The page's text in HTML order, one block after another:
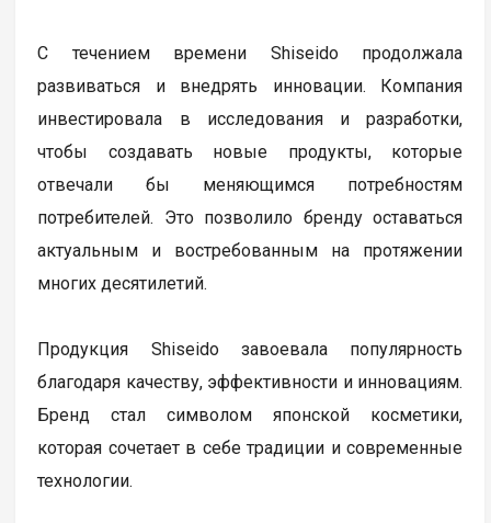
С течением времени Shiseido продолжала
развиваться и внедрять инновации. Компания
инвестировала в исследования и разработки,
чтобы создавать новые продукты, которые
отвечали бы меняющимся потребностям
потребителей. Это позволило бренду оставаться
актуальным и востребованным на протяжении
многих десятилетий.
Продукция Shiseido завоевала популярность
благодаря качеству, эффективности и инновациям.
Бренд стал символом японской косметики,
которая сочетает в себе традиции и современные
технологии.